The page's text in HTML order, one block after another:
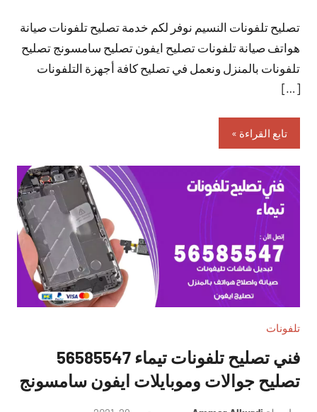
تعليقات
تصليح تلفونات النسيم نوفر لكم خدمة تصليح تلفونات صيانة
هواتف صيانة تلفونات تصليح ايفون تصليح سامسونج تصليح
تلفونات بالمنزل ونعمل في تصليح كافة أجهزة التلفونات
[…]
تابع القراءة
تلفونات
فني تصليح تلفونات تيماء 56585547
تصليح جوالات وموبايلات ايفون سامسونج